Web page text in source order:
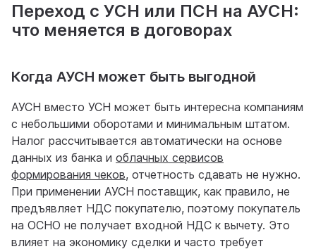
Переход с УСН или ПСН на АУСН:
что меняется в договорах
Когда АУСН может быть выгодной
АУСН вместо УСН может быть интересна компаниям
с небольшими оборотами и минимальным штатом.
Налог рассчитывается автоматически на основе
данных из банка и облачных сервисов
формирования чеков, отчетность сдавать не нужно.
При применении АУСН поставщик, как правило, не
предъявляет НДС покупателю, поэтому покупатель
на ОСНО не получает входной НДС к вычету. Это
влияет на экономику сделки и часто требует